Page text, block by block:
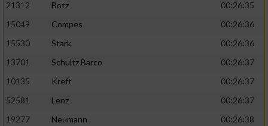
21312 Botz
00:26:35
15049
Compes
00:26:36
15530
Stark
00:26:36
13701
Schultz Barco
00:26:37
10135
Kreft
00:26:37
52581
Lenz
00:26:37
19277
Neumann
00:26:38